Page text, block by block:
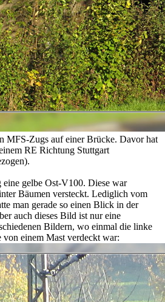
MFS-Zugs auf einer Brücke. Davor hat
RE Richtung Stuttgart
gelbe Ost-V100. Diese war
Bäumen versteckt. Lediglich vom
man gerade so einen Blick in der
auch dieses Bild ist nur eine
Bildern, wo einmal die linke
von einem Mast verdeckt war: